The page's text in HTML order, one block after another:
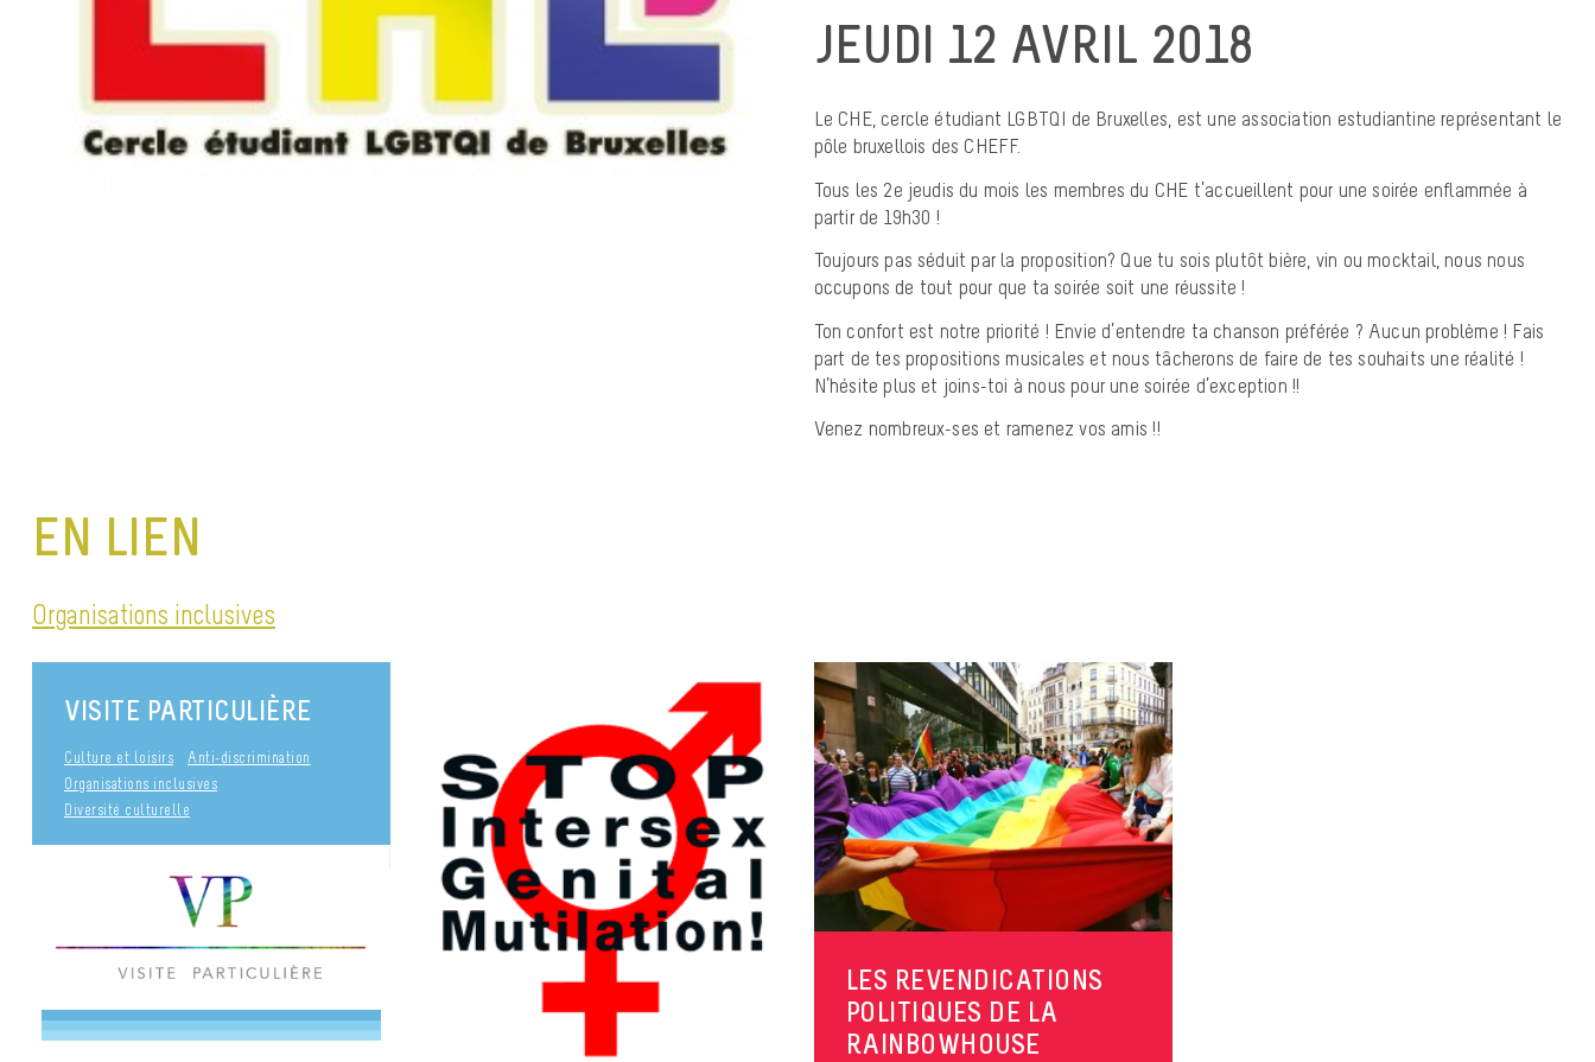
JEUDI 12 AVRIL 2018
Le CHE, cercle étudiant LGBTQI de Bruxelles, est une association estudiantine représentant le
pôle bruxellois des CHEFF.
Tous les 2e jeudis du mois les membres du CHE t’accueillent pour une soirée enflammée à
partir de 19h30 !
Toujours pas séduit par la proposition? Que tu sois plutôt bière, vin ou mocktail, nous nous
occupons de tout pour que ta soirée soit une réussite !
Ton confort est notre priorité ! Envie d’entendre ta chanson préférée ? Aucun problème ! Fais
part de tes propositions musicales et nous tâcherons de faire de tes souhaits une réalité !
N’hésite plus et joins-toi à nous pour une soirée d’exception !!
Venez nombreux-ses et ramenez vos amis !!
EN LIEN
Organisations inclusives
VISITE PARTICULIÈRE
Culture et loisirs
Anti-discrimination
Organisations inclusives
Diversité culturelle
LES REVENDICATIONS
POLITIQUES DE LA
RAINBOWHOUSE